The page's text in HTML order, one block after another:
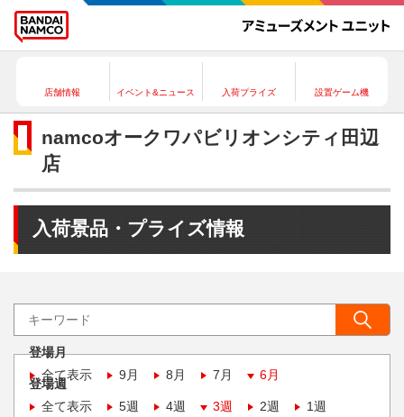
店舗情報 イベント&ニュース 入荷プライズ 設置ゲーム機
namcoオークワパビリオンシティ田辺
店
入荷景品・プライズ情報
登場月
全て表示
9月 8月 7月 6月
登場週
全て表示
5週 4週 3週 2週 1週